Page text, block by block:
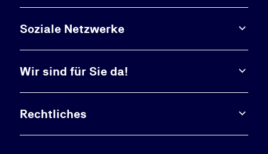
Soziale Netzwerke
Wir sind für Sie da!
Rechtliches